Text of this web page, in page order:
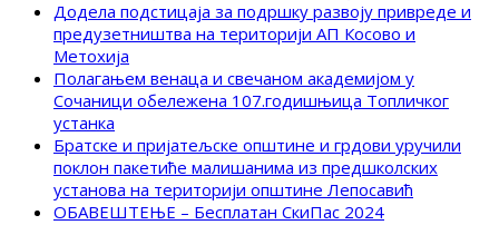
Додела подстицаја за подршку развоју привреде и
предузетништва на територији АП Косово и
Метохија
Полагањем венаца и свечаном академијом у
Сочаници обележена 107.годишњица Топличког
устанка
Братске и пријатељске општине и грдови уручили
поклон пакетиће малишанима из предшколских
установа на територији општине Лепосавић
ОБАВЕШТЕЊЕ – Бесплатан СкиПас 2024